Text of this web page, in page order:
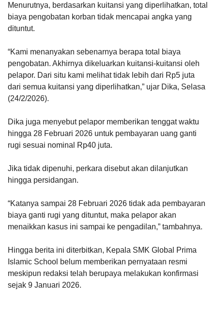
Menurutnya, berdasarkan kuitansi yang diperlihatkan, total
biaya pengobatan korban tidak mencapai angka yang
dituntut.
“Kami menanyakan sebenarnya berapa total biaya
pengobatan. Akhirnya dikeluarkan kuitansi-kuitansi oleh
pelapor. Dari situ kami melihat tidak lebih dari Rp5 juta
dari semua kuitansi yang diperlihatkan,” ujar Dika, Selasa
(24/2/2026).
Dika juga menyebut pelapor memberikan tenggat waktu
hingga 28 Februari 2026 untuk pembayaran uang ganti
rugi sesuai nominal Rp40 juta.
Jika tidak dipenuhi, perkara disebut akan dilanjutkan
hingga persidangan.
“Katanya sampai 28 Februari 2026 tidak ada pembayaran
biaya ganti rugi yang dituntut, maka pelapor akan
menaikkan kasus ini sampai ke pengadilan,” tambahnya.
Hingga berita ini diterbitkan, Kepala SMK Global Prima
Islamic School belum memberikan pernyataan resmi
meskipun redaksi telah berupaya melakukan konfirmasi
sejak 9 Januari 2026.